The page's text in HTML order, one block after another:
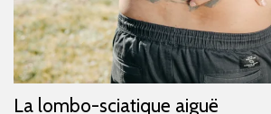
La lombo-sciatique aiguë